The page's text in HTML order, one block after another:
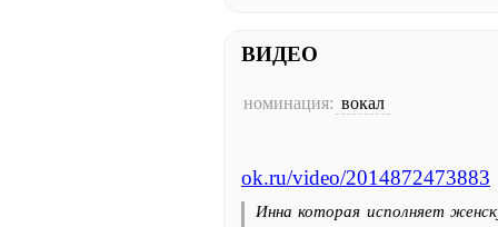
ВИДЕО
номинация: вокал
ok.ru/video/2014872473883
Инна которая исполняет